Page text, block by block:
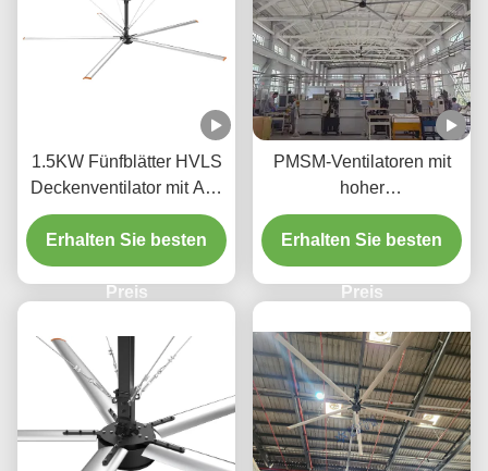
1.5KW Fünfblätter HVLS
Deckenventilator mit AC-
Motor Fernbedienung
Erhalten Sie besten
Preis
PMSM-Ventilatoren mit
hoher
Luftdurchflusskapazität
24 Fuß
Industriedeckenventilator
Erhalten Sie besten
Preis